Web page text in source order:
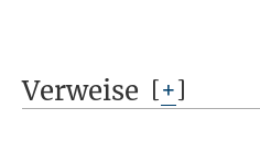
Verweise [+]